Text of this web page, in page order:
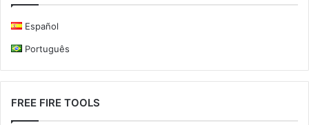
Español
Português
FREE FIRE TOOLS